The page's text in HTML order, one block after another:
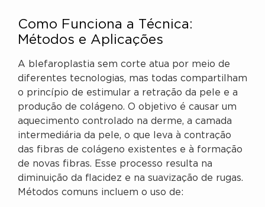
Como Funciona a Técnica:
Métodos e Aplicações
A blefaroplastia sem corte atua por meio de
diferentes tecnologias, mas todas compartilham
o princípio de estimular a retração da pele e a
produção de colágeno. O objetivo é causar um
aquecimento controlado na derme, a camada
intermediária da pele, o que leva à contração
das fibras de colágeno existentes e à formação
de novas fibras. Esse processo resulta na
diminuição da flacidez e na suavização de rugas.
Métodos comuns incluem o uso de: